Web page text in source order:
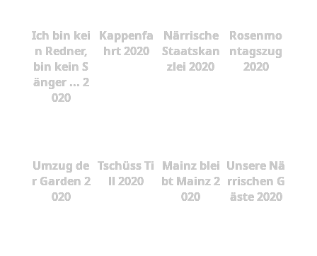
Ich bin kei
n Redner,
bin kein S
änger ... 2
020
Kappenfa
hrt 2020
Närrische
Staatskan
zlei 2020
Rosenmo
ntagszug
2020
Umzug de
r Garden 2
020
Tschüss Ti
ll 2020
Mainz blei
bt Mainz 2
020
Unsere Nä
rrischen G
äste 2020